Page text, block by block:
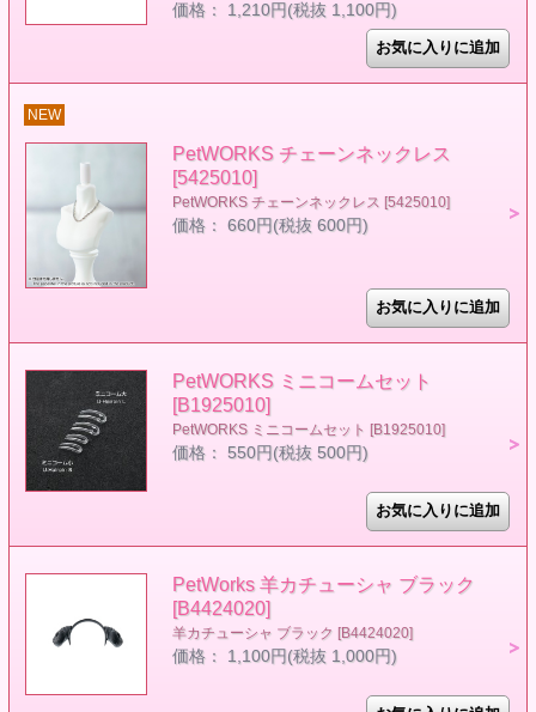
価格： 1,210円(税抜 1,100円)
NEW
PetWORKS チェーンネックレス
[5425010]
PetWORKS チェーンネックレス [5425010]
価格： 660円(税抜 600円)
PetWORKS ミニコームセット
[B1925010]
PetWORKS ミニコームセット [B1925010]
価格： 550円(税抜 500円)
PetWorks 羊カチューシャ ブラック
[B4424020]
羊カチューシャ ブラック [B4424020]
価格： 1,100円(税抜 1,000円)